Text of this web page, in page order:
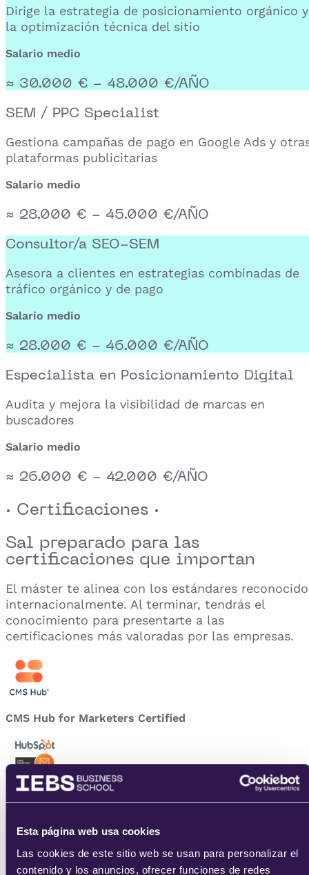
Esta página web usa cookies
Las cookies de este sitio web se usan para personalizar el
contenido y los anuncios, ofrecer funciones de redes
Dirige la estrategia de posicionamiento orgánico y
la optimización técnica del sitio
Salario medio
≈ 30.000 € - 48.000 €/AÑO
SEM / PPC Specialist
Gestiona campañas de pago en Google Ads y
plataformas publicitarias
Salario medio
≈ 28.000 € - 45.000 €/AÑO
Consultor/a SEO-SEM
Asesora a clientes en estrategias combinadas de
tráfico orgánico y de pago
Salario medio
≈ 28.000 € - 46.000 €/AÑO
Especialista en Posicionamiento Digital
Audita y mejora la visibilidad de marcas en
buscadores
Salario medio
≈ 26.000 € - 42.000 €/AÑO
· Certificaciones ·
Sal preparado para las
certificaciones que importan
El máster te alinea con los estándares
internacionalmente. Al terminar, tendrás el
conocimiento para presentarte a las
certificaciones más valoradas por las empresas.
CMS Hub for Marketers Certified